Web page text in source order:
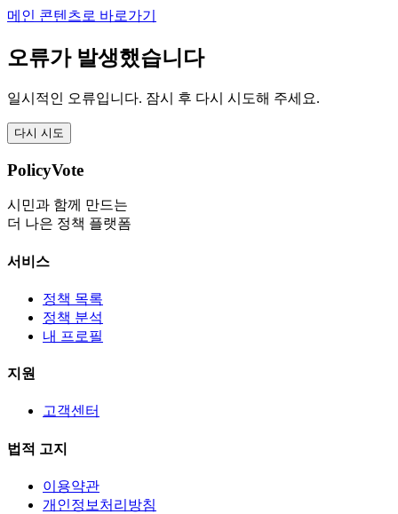
메인 콘텐츠로 바로가기
오류가 발생했습니다
일시적인 오류입니다. 잠시 후 다시 시도해 주세요.
다시 시도
PolicyVote
시민과 함께 만드는
더 나은 정책 플랫폼
서비스
정책 목록
정책 분석
내 프로필
지원
고객센터
법적 고지
이용약관
개인정보처리방침